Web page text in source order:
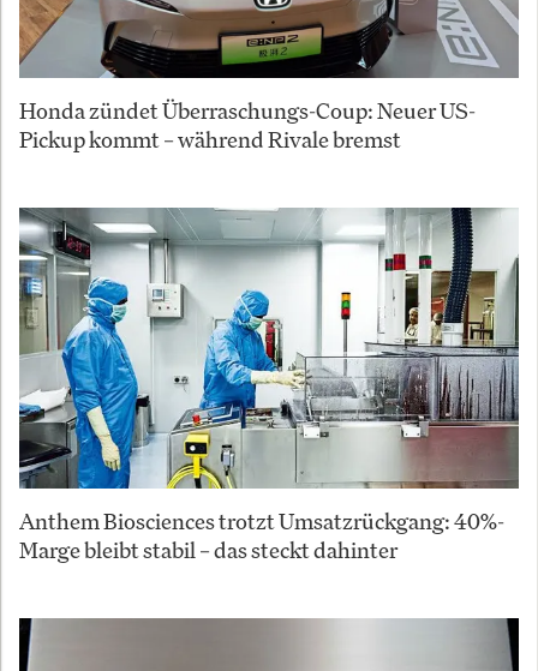
Honda zündet Überraschungs-Coup: Neuer US-
Pickup kommt – während Rivale bremst
Anthem Biosciences trotzt Umsatzrückgang: 40%-
Marge bleibt stabil – das steckt dahinter